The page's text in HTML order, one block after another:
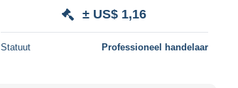
± US$ 1,16
Statuut Professioneel handelaar